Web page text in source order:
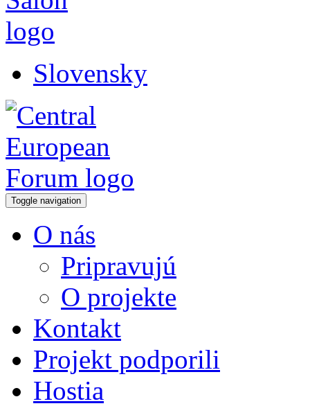
Slovensky
Toggle navigation
O nás
Pripravujú
O projekte
Kontakt
Projekt podporili
Hostia